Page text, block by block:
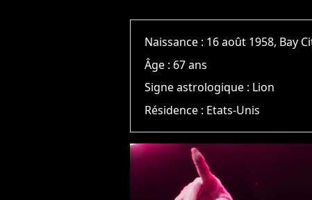
Naissance : 16 août 1958, Bay
Âge : 67 ans
Signe astrologique : Lion
Résidence : Etats-Unis